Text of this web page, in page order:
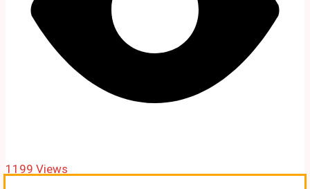
1199 Views